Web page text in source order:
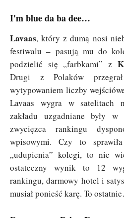
I'm blue da ba dee…
Lavaas, który z dumą nosi
festiwalu – pasują mu do
podzielić się „farbkami” z
Drugi z Polaków
wytypowaniem liczby
Lavaas wygra w satelitach
zakładu uzgadniane były
zwycięzca rankingu
wpisowymi. Czy to
„udupienia” kolegi, to nie
ostateczny wynik to 12
rankingu, darmowy hotel i
musiał ponieść karę. To